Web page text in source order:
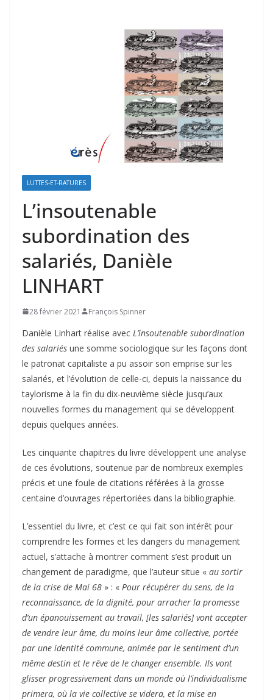
LUTTES-ET-RATURES
L’insoutenable
subordination des
salariés, Danièle
LINHART
28 février 2021 François Spinner
Danièle Linhart réalise avec L’insoutenable subordination
des salariés une somme sociologique sur les façons dont
le patronat capitaliste a pu assoir son emprise sur les
salariés, et l’évolution de celle-ci, depuis la naissance du
taylorisme à la fin du dix-neuvième siècle jusqu’aux
nouvelles formes du management qui se développent
depuis quelques années.
Les cinquante chapitres du livre développent une analyse
de ces évolutions, soutenue par de nombreux exemples
précis et une foule de citations référées à la grosse
centaine d’ouvrages répertoriées dans la bibliographie.
L’essentiel du livre, et c’est ce qui fait son intérêt pour
comprendre les formes et les dangers du management
actuel, s’attache à montrer comment s’est produit un
changement de paradigme, que l’auteur situe « au sortir
de la crise de Mai 68 » : « Pour récupérer du sens, de la
reconnaissance, de la dignité, pour arracher la promesse
d’un épanouissement au travail, [les salariés] vont accepter
de vendre leur âme, du moins leur âme collective, portée
par une identité commune, animée par le sentiment d’un
même destin et le rêve de le changer ensemble. Ils vont
glisser progressivement dans un monde où l’individualisme
primera, où la vie collective se videra, et la mise en